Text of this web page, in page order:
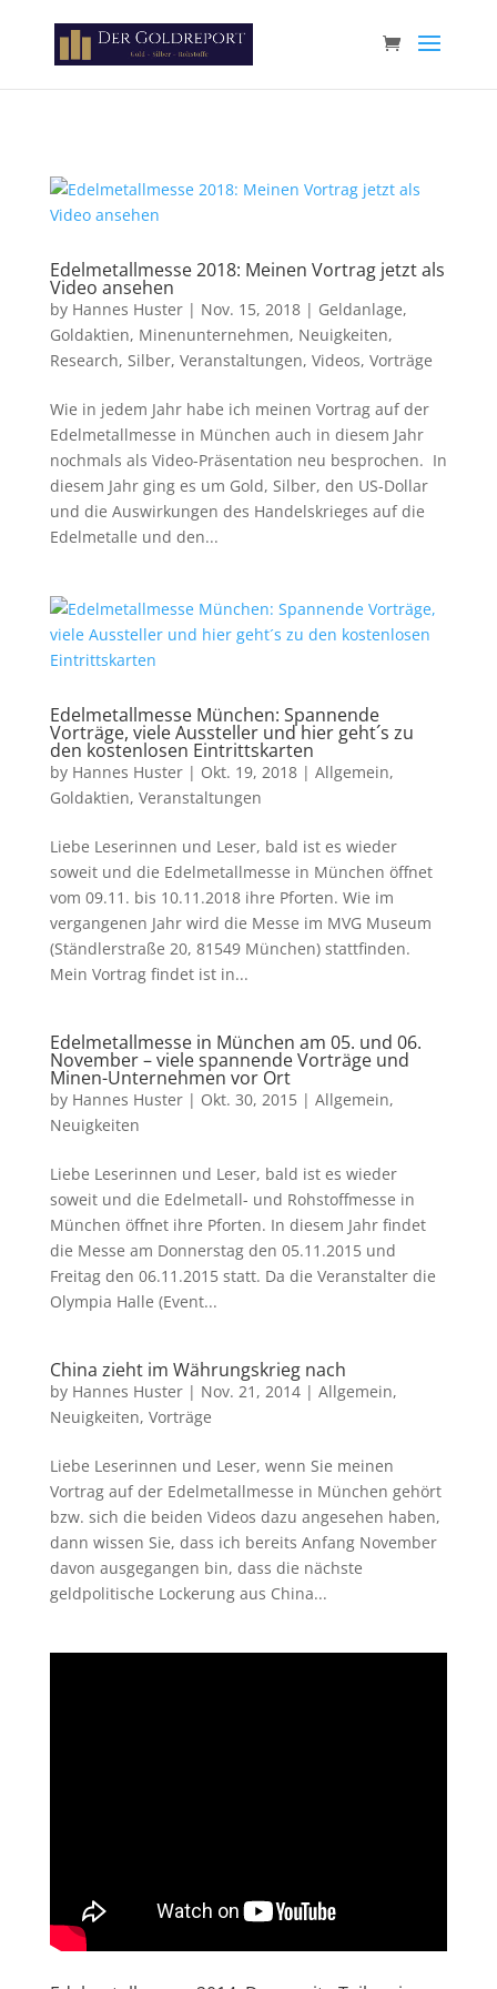
Edelmetallmesse 2018: Meinen Vortrag jetzt als
Video ansehen
by Hannes Huster| Nov. 15, 2018| Geldanlage,
Goldaktien, Minenunternehmen, Neuigkeiten,
Research, Silber, Veranstaltungen, Videos, Vorträge
Wie in jedem Jahr habe ich meinen Vortrag auf der
Edelmetallmesse in München auch in diesem Jahr
nochmals als Video-Präsentation neu besprochen. In
diesem Jahr ging es um Gold, Silber, den US-Dollar
und die Auswirkungen des Handelskrieges auf die
Edelmetalle und den...
Edelmetallmesse München: Spannende
Vorträge, viele Aussteller und hier geht´s zu
den kostenlosen Eintrittskarten
by Hannes Huster| Okt. 19, 2018| Allgemein,
Goldaktien, Veranstaltungen
Liebe Leserinnen und Leser, bald ist es wieder
soweit und die Edelmetallmesse in München öffnet
vom 09.11. bis 10.11.2018 ihre Pforten. Wie im
vergangenen Jahr wird die Messe im MVG Museum
(Ständlerstraße 20, 81549 München) stattfinden.
Mein Vortrag findet ist in...
Edelmetallmesse in München am 05. und 06.
November – viele spannende Vorträge und
Minen-Unternehmen vor Ort
by Hannes Huster| Okt. 30, 2015| Allgemein,
Neuigkeiten
Liebe Leserinnen und Leser, bald ist es wieder
soweit und die Edelmetall- und Rohstoffmesse in
München öffnet ihre Pforten. In diesem Jahr findet
die Messe am Donnerstag den 05.11.2015 und
Freitag den 06.11.2015 statt. Da die Veranstalter die
Olympia Halle (Event...
China zieht im Währungskrieg nach
by Hannes Huster| Nov. 21, 2014| Allgemein,
Neuigkeiten, Vorträge
Liebe Leserinnen und Leser, wenn Sie meinen
Vortrag auf der Edelmetallmesse in München gehört
bzw. sich die beiden Videos dazu angesehen haben,
dann wissen Sie, dass ich bereits Anfang November
davon ausgegangen bin, dass die nächste
geldpolitische Lockerung aus China...